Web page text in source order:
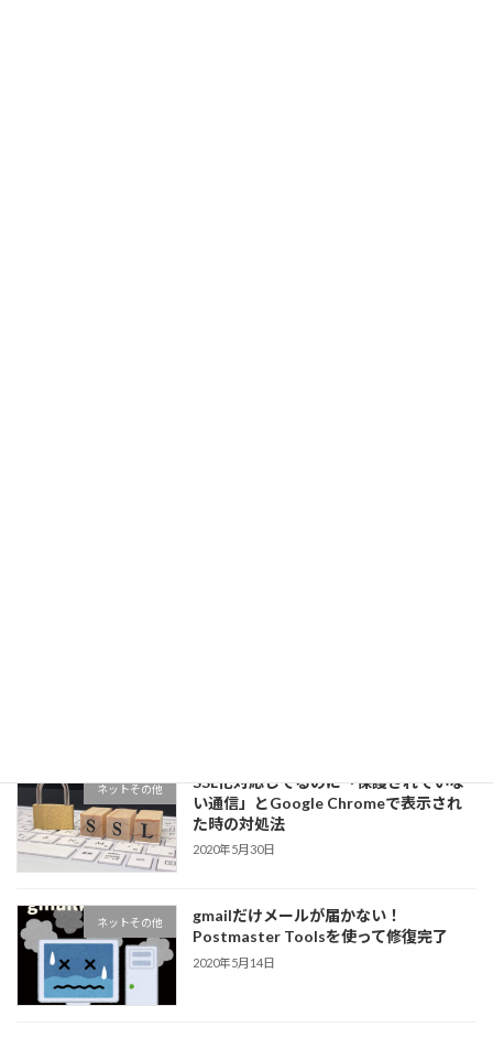
ネットその他
SSL化対応してるのに「保護されていな
い通信」とGoogle Chromeで表示され
た時の対処法
2020年5月30日
ネットその他
gmailだけメールが届かない！
Postmaster Toolsを使って修復完了
2020年5月14日